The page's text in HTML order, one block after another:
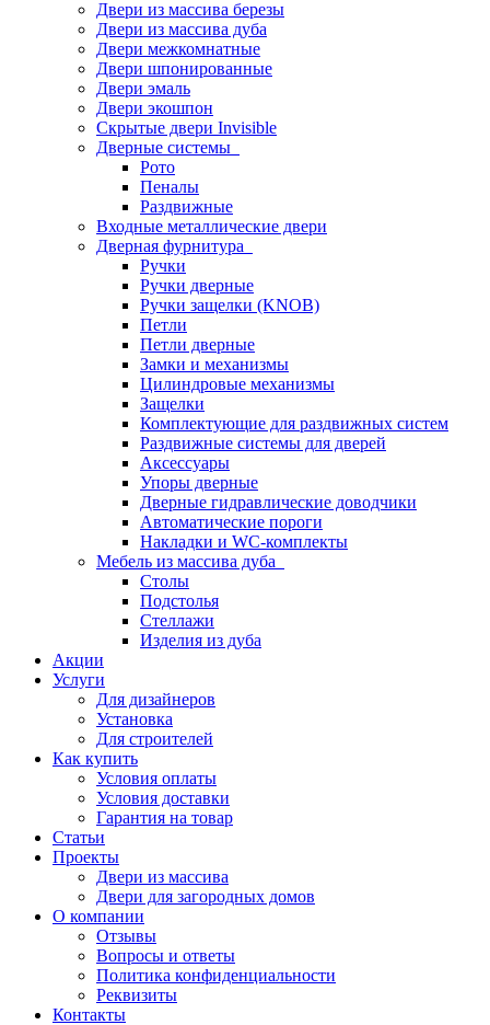
Двери из массива березы
Двери из массива дуба
Двери межкомнатные
Двери шпонированные
Двери эмаль
Двери экошпон
Скрытые двери Invisible
Дверные системы
Рото
Пеналы
Раздвижные
Входные металлические двери
Дверная фурнитура
Ручки
Ручки дверные
Ручки защелки (KNOB)
Петли
Петли дверные
Замки и механизмы
Цилиндровые механизмы
Защелки
Комплектующие для раздвижных систем
Раздвижные системы для дверей
Аксессуары
Упоры дверные
Дверные гидравлические доводчики
Автоматические пороги
Накладки и WC-комплекты
Мебель из массива дуба
Столы
Подстолья
Стеллажи
Изделия из дуба
Акции
Услуги
Для дизайнеров
Установка
Для строителей
Как купить
Условия оплаты
Условия доставки
Гарантия на товар
Статьи
Проекты
Двери из массива
Двери для загородных домов
О компании
Отзывы
Вопросы и ответы
Политика конфиденциальности
Реквизиты
Контакты